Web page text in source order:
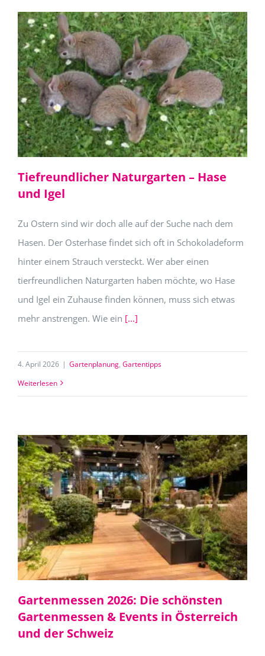
Tiefreundlicher Naturgarten – Hase
und Igel
Zu Ostern sind wir doch alle auf der Suche nach dem
Hasen. Der Osterhase findet sich oft in Schokoladeform
hinter einem Strauch versteckt. Wer aber einen
tierfreundlichen Naturgarten haben möchte, wo Hase
und Igel ein Zuhause finden können, muss sich etwas
mehr anstrengen. Wie ein [...]
4. April 2026 | Gartenplanung, Gartentipps
Weiterlesen
Gartenmessen 2026: Die schönsten
Gartenmessen & Events in Österreich
und der Schweiz